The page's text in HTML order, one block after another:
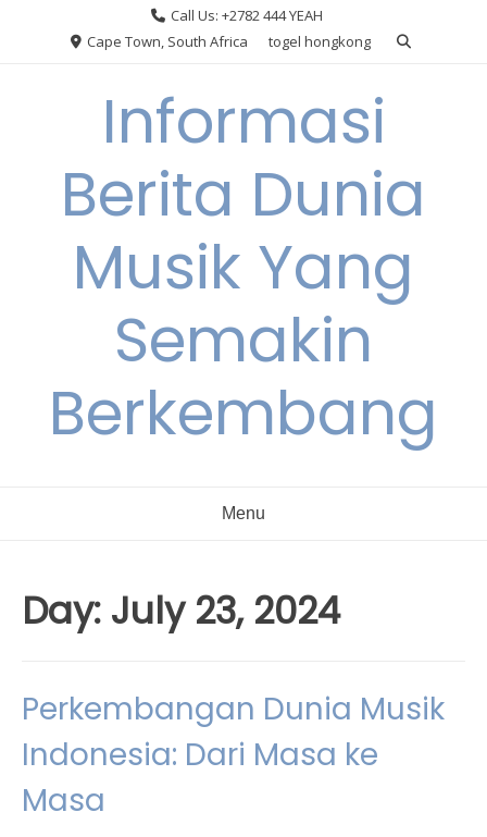
Call Us: +2782 444 YEAH
Cape Town, South Africa
togel hongkong
Informasi
Berita Dunia
Musik Yang
Semakin
Berkembang
Menu
Day: July 23, 2024
Perkembangan Dunia Musik
Indonesia: Dari Masa ke
Masa